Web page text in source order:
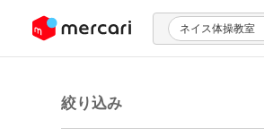
ツにスキップ ネイス体操教室
絞り込み